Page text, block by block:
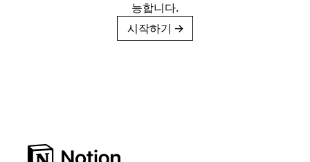
능합니다.
시작하기 →